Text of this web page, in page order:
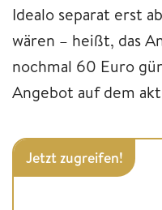
Idealo separat erst
wären – heißt, das
nochmal 60 Euro
Angebot auf dem
Jetzt zugreifen!